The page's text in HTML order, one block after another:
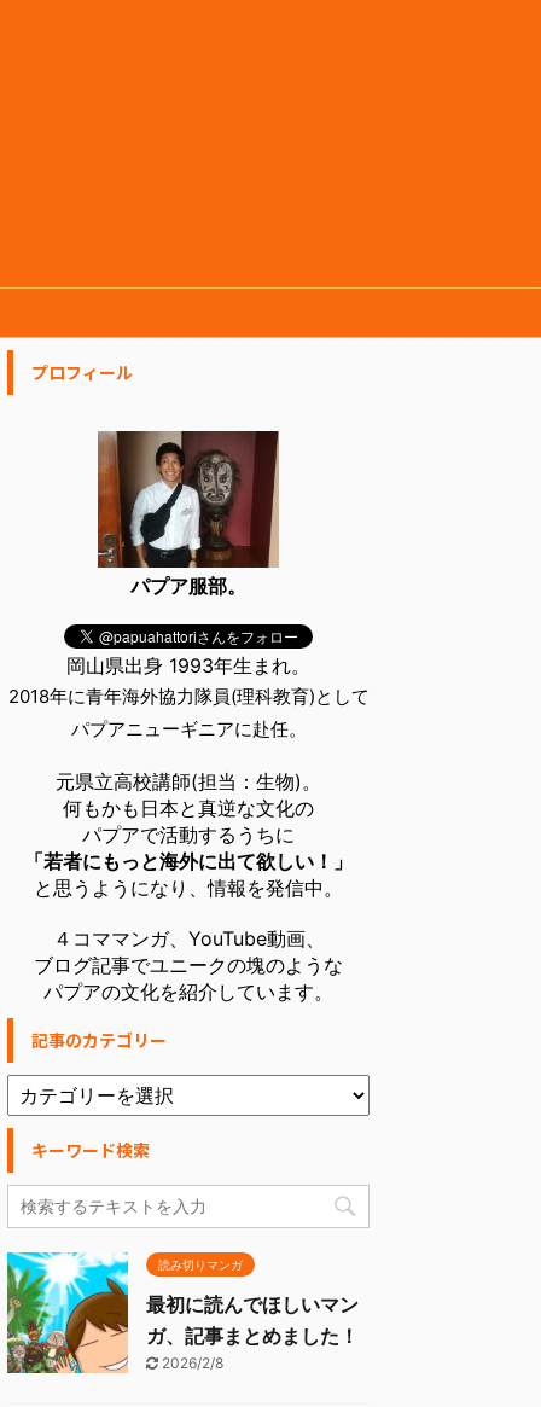
プロフィール
パプア服部。
岡山県出身 1993年生まれ。
2018年に青年海外協力隊員(理科教育)として
パプアニューギニアに赴任。
元県立高校講師(担当：生物)。
何もかも日本と真逆な文化の
パプアで活動するうちに
「若者にもっと海外に出て欲しい！」
と思うようになり、情報を発信中。
４コママンガ、YouTube動画、
ブログ記事でユニークの塊のような
パプアの文化を紹介しています。
記事のカテゴリー
キーワード検索
読み切りマンガ
最初に読んでほしいマン
ガ、記事まとめました！
2026/2/8